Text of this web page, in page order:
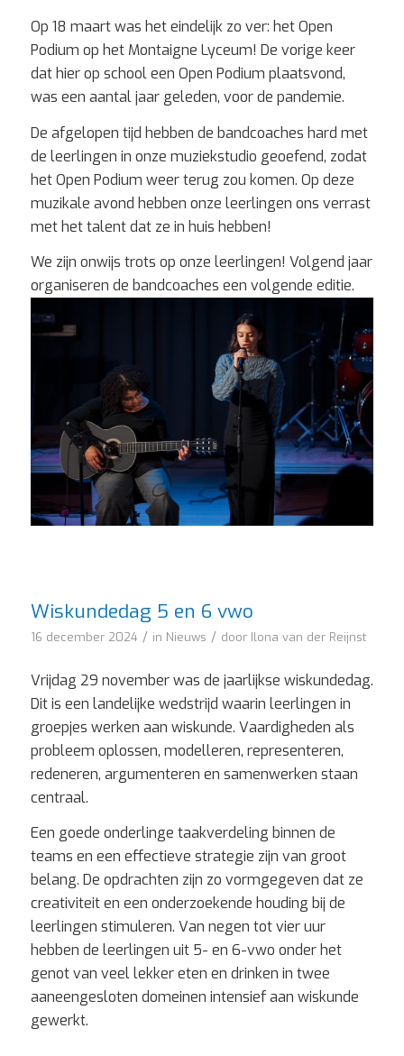
Op 18 maart was het eindelijk zo ver: het Open
Podium op het Montaigne Lyceum! De vorige keer
dat hier op school een Open Podium plaatsvond,
was een aantal jaar geleden, voor de pandemie.
De afgelopen tijd hebben de bandcoaches hard met
de leerlingen in onze muziekstudio geoefend, zodat
het Open Podium weer terug zou komen. Op deze
muzikale avond hebben onze leerlingen ons verrast
met het talent dat ze in huis hebben!
We zijn onwijs trots op onze leerlingen! Volgend jaar
organiseren de bandcoaches een volgende editie.
Wiskundedag 5 en 6 vwo
16 december 2024 / in Nieuws / door Ilona van der Reijnst
Vrijdag 29 november was de jaarlijkse wiskundedag.
Dit is een landelijke wedstrijd waarin leerlingen in
groepjes werken aan wiskunde. Vaardigheden als
probleem oplossen, modelleren, representeren,
redeneren, argumenteren en samenwerken staan
centraal.
Een goede onderlinge taakverdeling binnen de
teams en een effectieve strategie zijn van groot
belang. De opdrachten zijn zo vormgegeven dat ze
creativiteit en een onderzoekende houding bij de
leerlingen stimuleren. Van negen tot vier uur
hebben de leerlingen uit 5- en 6-vwo onder het
genot van veel lekker eten en drinken in twee
aaneengesloten domeinen intensief aan wiskunde
gewerkt.